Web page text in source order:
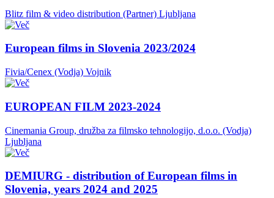
Blitz film & video distribution (Partner) Ljubljana
European films in Slovenia 2023/2024
Fivia/Cenex (Vodja) Vojnik
EUROPEAN FILM 2023-2024
Cinemania Group, družba za filmsko tehnologijo, d.o.o. (Vodja)
Ljubljana
DEMIURG - distribution of European films in
Slovenia, years 2024 and 2025